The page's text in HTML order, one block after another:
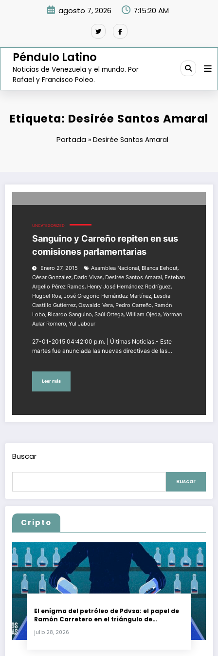
agosto 7, 2026 7:15:21 AM
Péndulo Latino
Noticias de Venezuela y el mundo. Por
Rafael y Francisco Poleo.
Etiqueta: Desirée Santos Amaral
Portada» Desirée Santos Amaral
UNCATEGORIZED
Sanguino y Carreño repiten en sus
comisiones parlamentarias
Enero 27, 2015 Asamblea Nacional, Blanca Eehout,
César González, Darío Vivas, Desirée Santos Amaral, Esteban
Argelio Pérez Ramos, Henry José Hernández Rodríguez,
Hugbel Roa, José Gregorio Hernández Martínez, Lesdia
Castillo Gutiérrez, Oswaldo Vera, Pedro Carreño, Ramón
Lobo, Ricardo Sanguino, Saúl Ortega, William Ojeda, Yorman
Aular Romero, Yul Jabour
27-01-2015 04:42:00 p.m. | Últimas Noticias.- Este
martes fue anunciada las nuevas directivas de las…
Leer más
Buscar
Buscar
Cripto
El enigma del petróleo de Pdvsa: el papel de
Ramón Carretero en el triángulo de
julio 28, 2026